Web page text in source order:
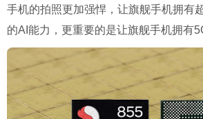
手机的拍照更加强悍，让旗舰手机拥有
的AI能力，更重要的是让旗舰手机拥有